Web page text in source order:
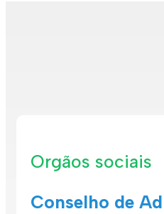
Orgãos sociais
Conselho de